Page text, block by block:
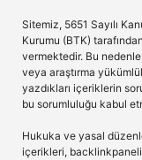
Sitemiz, 5651 Sayılı
Kurumu (BTK)
vermektedir. Bu
veya araştırma
yazdıkları içeriklerin
bu sorumluluğu kabul
Hukuka ve yasal
içerikleri,